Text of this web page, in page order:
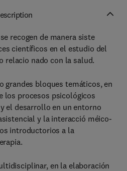
recogen de manera siste
científicos en el estudio del
relacio nado con la salud.
grandes bloques temáticos, en
los procesos psicológicos
el desarrollo en un entorno
y la interacció méico-
introductorios a la
en la elaboración